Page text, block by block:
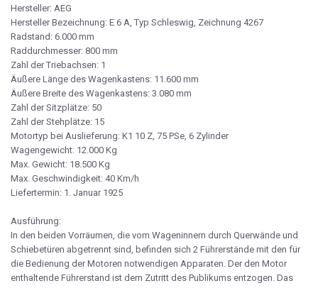
Hersteller: AEG
Hersteller Bezeichnung: E 6 A, Typ Schleswig, Zeichnung 4267
Radstand: 6.000 mm
Raddurchmesser: 800 mm
Zahl der Triebachsen: 1
Äußere Länge des Wagenkastens: 11.600 mm
Äußere Breite des Wagenkastens: 3.080 mm
Zahl der Sitzplätze: 50
Zahl der Stehplätze: 15
Motortyp bei Auslieferung: K1 10 Z, 75 PSe, 6 Zylinder
Wagengewicht: 12.000 Kg
Max. Gewicht: 18.500 Kg
Max. Geschwindigkeit: 40 Km/h
Liefertermin: 1. Januar 1925
Ausführung:
In den beiden Vorräumen, die vom Wageninnern durch Querwände und
Schiebetüren abgetrennt sind, befinden sich 2 Führerstände mit den für
die Bedienung der Motoren notwendigen Apparaten. Der den Motor
enthaltende Führerstand ist dem Zutritt des Publikums entzogen. Das